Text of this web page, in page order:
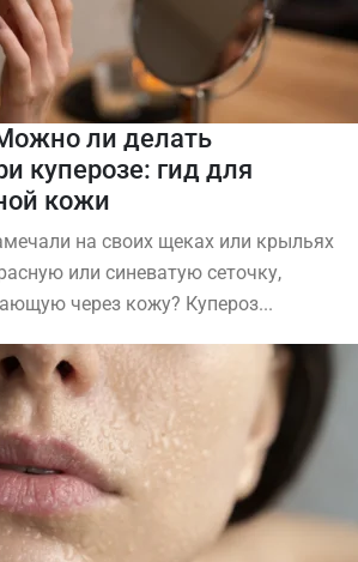
ли делать
куперозе: гид для
кожи
на своих щеках или крыльях
или синеватую сеточку,
через кожу? Купероз...